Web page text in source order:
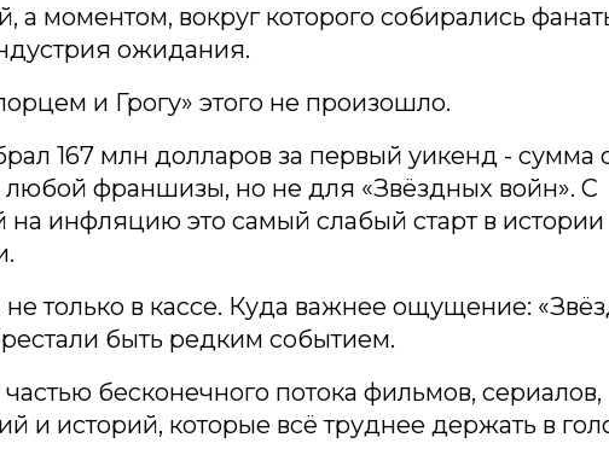
а моментом, вокруг которого собирались
ожидания.
и Грогу» этого не произошло.
167 млн долларов за первый уикенд - сумма
любой франшизы, но не для «Звёздных войн». С
на инфляцию это самый слабый старт в истории
только в кассе. Куда важнее ощущение:
быть редким событием.
бесконечного потока фильмов, сериалов,
и историй, которые всё труднее держать в